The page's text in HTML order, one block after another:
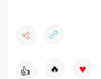
👍 🔥 ♥